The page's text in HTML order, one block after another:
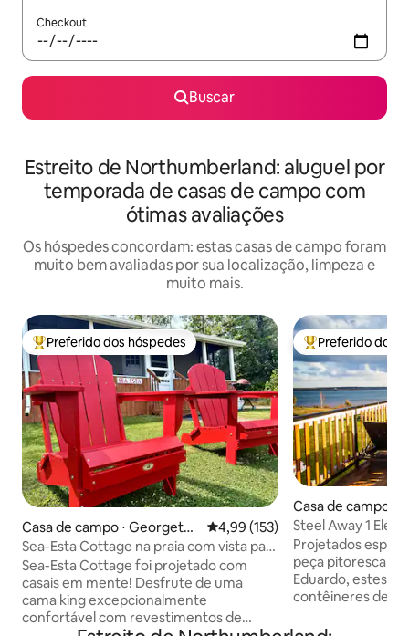
Checkout
Buscar
Estreito de Northumberland: aluguel por
temporada de casas de campo com
ótimas avaliações
Os hóspedes concordam: estas casas de campo foram
muito bem avaliadas por sua localização, limpeza e
muito mais.
Entre os melhores preferidos dos hóspedes
Preferido dos hóspedes
Casa de campo ⋅ Georgeto
wn
4,99 de uma avaliação média de
4,99 (153)
Sea-Esta Cottage na praia com vista para
o farol
Sea-Esta Cottage foi projetado com
casais em mente! Desfrute de uma
cama king excepcionalmente
confortável com revestimentos de
Entre os
Preferido dos
Casa de campo ⋅
adie
Steel Away 1
Conforto.
Projetados
peça pitoresca da
Eduardo, estes
contêineres de
Point na Baía de